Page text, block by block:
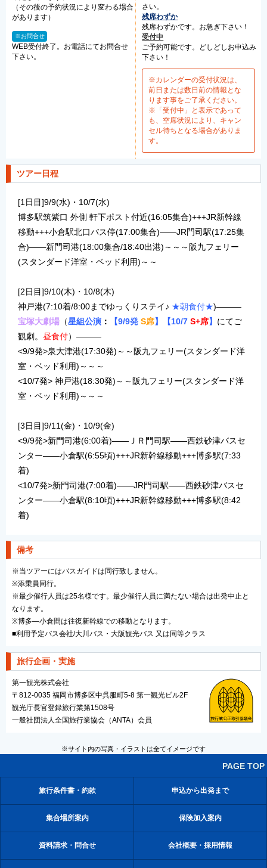
（その後の予約状況により変わる場合
があります）
※お問合せ
WEB受付終了。お電話にてお問合せ
下さい。
さい。
残席わずか
残席わずかです。お急ぎ下さい！
受付中
ご予約可能です。どしどしお申込み
下さい！
※カレンダーの受付状況は、
前日または数日前の情報とな
ります事をご了承ください。
※「受付中」と表示であって
も、空席状況により、キャン
セル待ちとなる場合がありま
す。
ツアー日程
[1日目]9/9(水)・10/7(水)
博多駅筑紫口 外側 軒下ポスト付近(16:05集合)+++JR新幹線
移動+++小倉駅北口バス停(17:00集合)――JR門司駅(17:25集
合)――新門司港(18:00集合/18:40出港)～～～阪九フェリー
(スタンダード洋室・ベッド利用)～～
[2日目]9/10(木)・10/8(木)
神戸港(7:10着/8:00までゆっくりステイ♪ ★朝食付★)―――
宝塚大劇場 （星組公演 ： 【9/9発 S席】【10/7 S+席】 にてご
観劇。 昼食付） ―――
<9/9発>泉大津港(17:30発)～～阪九フェリー(スタンダード洋
室・ベッド利用)～～～
<10/7発> 神戸港(18:30発) ～～阪九フェリー(スタンダード洋
室・ベッド利用)～～～
[3日目]9/11(金)・10/9(金)
<9/9発>新門司港(6:00着)――ＪＲ門司駅――西鉄砂津バスセ
ンター――小倉駅(6:55頃)+++JR新幹線移動+++博多駅(7:33
着)
<10/7発>新門司港(7:00着)――JR門司駅――西鉄砂津バスセ
ンター――小倉駅(8:10頃)+++JR新幹線移動+++博多駅(8:42
着)
備考
※当ツアーにはバスガイドは同行致しません。
※添乗員同行。
※最少催行人員は25名様です。最少催行人員に満たない場合は出発中止と
なります。
※博多―小倉間は往復新幹線での移動となります。
■利用予定バス会社/大川バス・大阪観光バス 又は同等クラス
旅行企画・実施
第一観光株式会社
〒812-0035 福岡市博多区中呉服町5-8 第一観光ビル2F
観光庁長官登録旅行業第1508号
一般社団法人全国旅行業協会（ANTA）会員
PAGE TOP
※サイト内の写真・イラストは全てイメージです
旅行条件書・約款 申込から出発まで
集合場所案内 保険加入案内
資料請求・問合せ 会社概要・採用情報